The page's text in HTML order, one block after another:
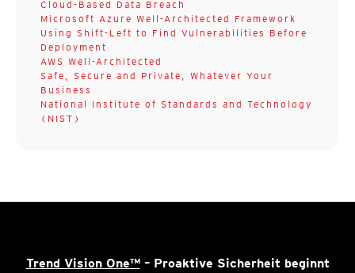
Cloud-Based Data Breach
Microsoft Azure Well-Architected Framework
Using Shift-Left to Find Vulnerabilities Before
Deployment
AWS Well-Architected
Safe, Secure and Private, Whatever Your
Business
National Institute of Standards and Technology
(NIST)
Trend Vision One™– Proaktive Sicherheit beginnt